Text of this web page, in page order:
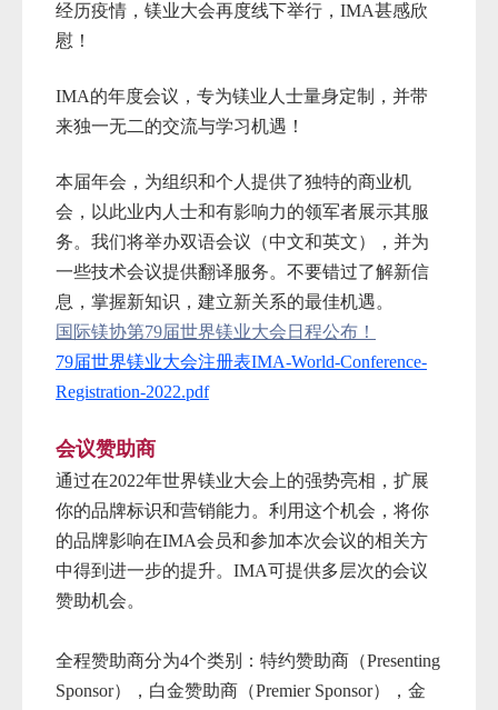
经历疫情，镁业大会再度线下举行，IMA甚感欣
慰！
IMA的年度会议 ，专为镁业人士量身定制，并带
来独一无二的交流与学习机遇！
本届年会，为组织和个人提供了独特的商业机
会，以此业内人士和有影响力的领军者展示其服
务。我们将举办双语会议（中文和英文），并为
一些技术会议提供翻译服务。不要错过了解新信
息，掌握新知识，建立新关系的最佳机遇。
国际镁协第79届世界镁业大会日程公布！
79届世界镁业大会注册表IMA-World-Conference-
Registration-2022.pdf
会议赞助商
通过在2022年世界镁业大会上的强势亮相，扩展
你的品牌标识和营销能力。利用这个机会，将你
的品牌影响在IMA会员和参加本次会议的相关方
中得到进一步的提升。IMA可提供多层次的会议
赞助机会。
全程赞助商分为4个类别：特约赞助商（Presenting
Sponsor），白金赞助商（Premier Sponsor），金